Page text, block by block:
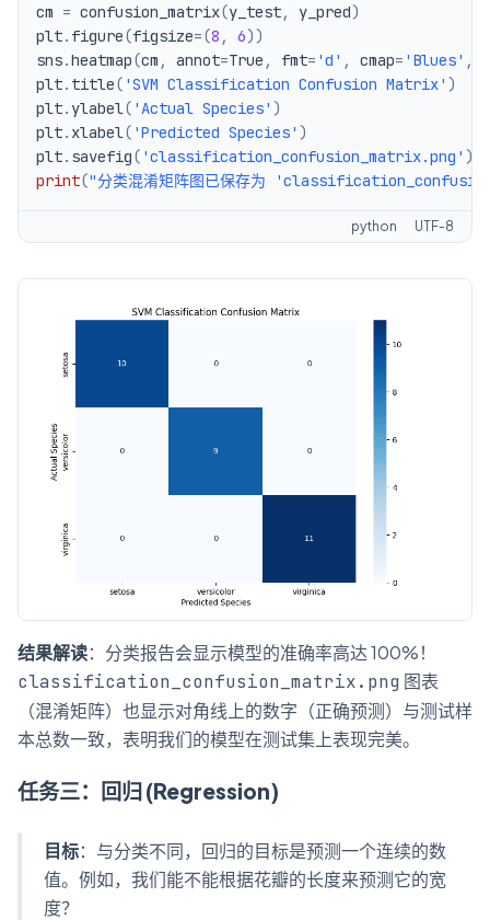
cm = confusion_matrix(y_test, y_pred)
plt. figure(figsize=(8 , 6))
sns.heatmap(cm , annot=True , fmt= 'd' , cmap= 'Blues' ,
plt. title( 'SVM Classification Confusion Matrix' )
plt. ylabel( 'Actual Species' )
plt. xlabel( 'Predicted Species' )
plt. savefig( 'classification_confusion_matrix.png' )
print("分类混淆矩阵图已保存为
python UTF-8
结果解读：分类报告会显示模型的准确率高达 100%！
classification_confusion_matrix.png 图表
（混淆矩阵）也显示对角线上的数字（正确预测）与测试样
本总数一致，表明我们的模型在测试集上表现完美。
任务三：回归 (Regression)
目标：与分类不同，回归的目标是预测一个连续的数
值。例如，我们能不能根据花瓣的长度来预测它的宽
度？